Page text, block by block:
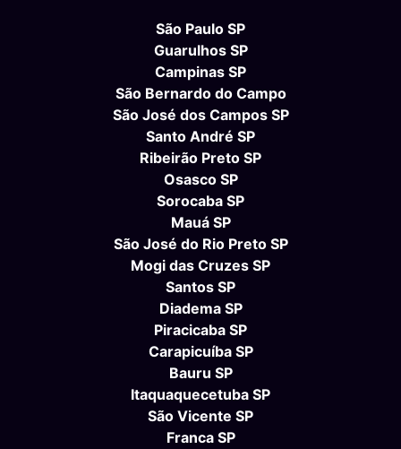
São Paulo SP
Guarulhos SP
Campinas SP
São Bernardo do Campo
São José dos Campos SP
Santo André SP
Ribeirão Preto SP
Osasco SP
Sorocaba SP
Mauá SP
São José do Rio Preto SP
Mogi das Cruzes SP
Santos SP
Diadema SP
Piracicaba SP
Carapicuíba SP
Bauru SP
Itaquaquecetuba SP
São Vicente SP
Franca SP